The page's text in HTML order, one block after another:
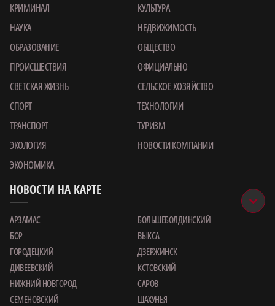
КРИМИНАЛ
КУЛЬТУРА
НАУКА
НЕДВИЖИМОСТЬ
ОБРАЗОВАНИЕ
ОБЩЕСТВО
ПРОИСШЕСТВИЯ
ОФИЦИАЛЬНО
СВЕТСКАЯ ЖИЗНЬ
СЕЛЬСКОЕ ХОЗЯЙСТВО
СПОРТ
ТЕХНОЛОГИИ
ТРАНСПОРТ
ТУРИЗМ
ЭКОЛОГИЯ
НОВОСТИ КОМПАНИИ
ЭКОНОМИКА
НОВОСТИ НА КАРТЕ
АРЗАМАС
БОЛЬШЕБОЛДИНСКИЙ
БОР
ВЫКСА
ГОРОДЕЦКИЙ
ДЗЕРЖИНСК
ДИВЕЕВСКИЙ
КСТОВСКИЙ
НИЖНИЙ НОВГОРОД
САРОВ
СЕМЕНОВСКИЙ
ШАХУНЬЯ